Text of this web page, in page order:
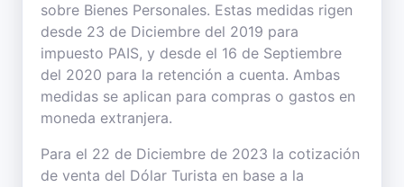
sobre Bienes Personales. Estas medidas rigen
desde 23 de Diciembre del 2019 para
impuesto PAIS, y desde el 16 de Septiembre
del 2020 para la retención a cuenta. Ambas
medidas se aplican para compras o gastos en
moneda extranjera.
Para el 22 de Diciembre de 2023 la cotización
de venta del Dólar Turista en base a la